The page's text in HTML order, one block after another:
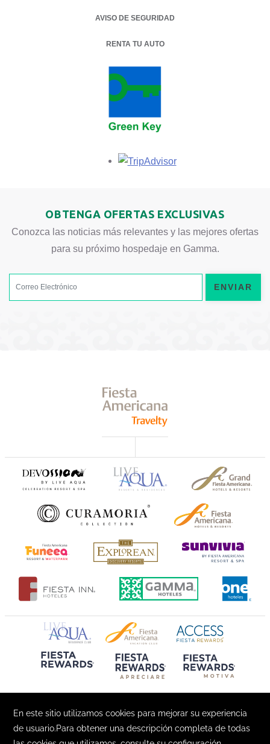
AVISO DE SEGURIDAD
RENTA TU AUTO
OPENS IN A NEW TAB.
Opens in a new tab.
OBTENGA OFERTAS EXCLUSIVAS
Conozca las noticias más relevantes y las mejores ofertas
para su próximo hospedaje en Gamma.
ENVIAR